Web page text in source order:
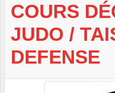
COURS
JUDO /
DEFENSE